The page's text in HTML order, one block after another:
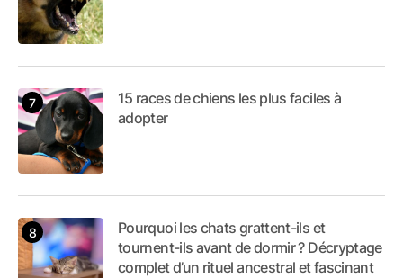
15 races de chiens les plus faciles à
adopter
Pourquoi les chats grattent-ils et
tournent-ils avant de dormir ? Décryptage
complet d’un rituel ancestral et fascinant